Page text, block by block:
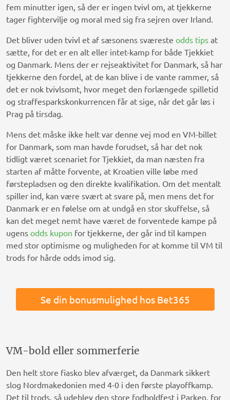
fem minutter igen, så der er ingen tvivl om, at tjekkerne
tager fightervilje og moral med sig fra sejren over Irland.
Det bliver uden tvivl et af sæsonens sværeste odds tips at
sætte, for det er en alt eller intet-kamp for både Tjekkiet
og Danmark. Mens der er rejseaktivitet for Danmark, så har
tjekkerne den fordel, at de kan blive i de vante rammer, så
det er nok tvivlsomt, hvor meget den forlængede spilletid
og straffesparkskonkurrencen får at sige, når det går løs i
Prag på tirsdag.
Mens det måske ikke helt var denne vej mod en VM-billet
for Danmark, som man havde forudset, så har det nok
tidligt været scenariet for Tjekkiet, da man næsten fra
starten af måtte forvente, at Kroatien ville løbe med
førstepladsen og den direkte kvalifikation. Om det mentalt
spiller ind, kan være svært at svare på, men mens det for
Danmark er en følelse om at undgå en stor skuffelse, så
kan det meget nemt have været de forventede kampe på
ugens odds kupon for tjekkerne, der går ind til kampen
med stor optimisme og muligheden for at komme til VM til
trods for hårde odds imod sig.
Se din bonusmulighed hos Bet365
VM-bold eller sommerferie
Den helt store fiasko blev afværget, da Danmark sikkert
slog Nordmakedonien med 4-0 i den første playoffkamp.
Det til trods, så udeblev den store fodboldfest i Parken, for